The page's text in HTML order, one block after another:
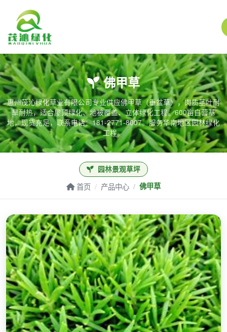
佛甲草
惠州茂沁绿化草业有限公司专业供应佛甲草（垂盆草），肉质茎叶耐
旱耐热，适合屋顶绿化、地被覆盖、立体绿化工程。600亩自营基
地，现货充足，联系电话：181-2771-8007。服务华南地区园林绿化
工程。
园林景观草坪
首页 产品中心 佛甲草